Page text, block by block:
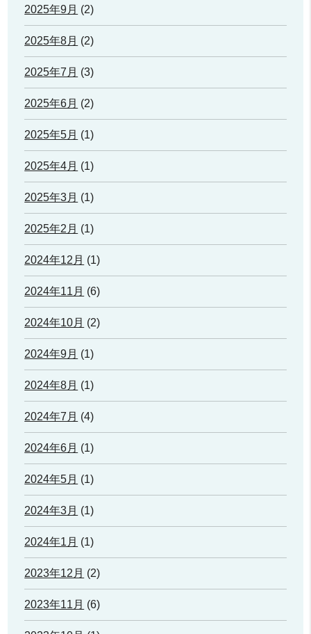
2025年9月 (2)
2025年8月 (2)
2025年7月 (3)
2025年6月 (2)
2025年5月 (1)
2025年4月 (1)
2025年3月 (1)
2025年2月 (1)
2024年12月 (1)
2024年11月 (6)
2024年10月 (2)
2024年9月 (1)
2024年8月 (1)
2024年7月 (4)
2024年6月 (1)
2024年5月 (1)
2024年3月 (1)
2024年1月 (1)
2023年12月 (2)
2023年11月 (6)